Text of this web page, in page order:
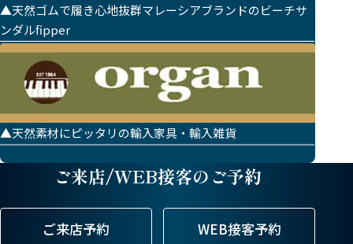
▲天然ゴムで履き心地抜群マレーシアブランドのビーチサ
ンダルfipper
▲天然素材にピッタリの輸入家具・輸入雑貨
ご来店/WEB接客のご予約
ご来店予約 WEB接客予約